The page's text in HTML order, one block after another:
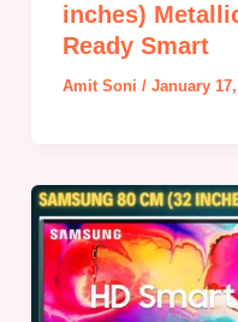
inches)
Ready Smart
Amit Soni / January